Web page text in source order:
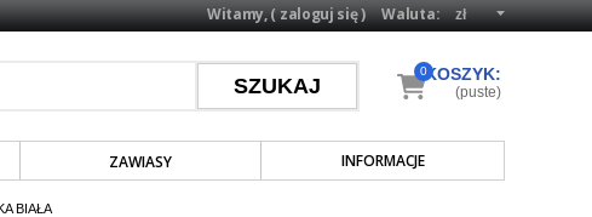
Waluta:
Witamy, (zaloguj się)
ZAWIASY INFORMACJE
KOSZYK:
0
(puste)
BIAŁA